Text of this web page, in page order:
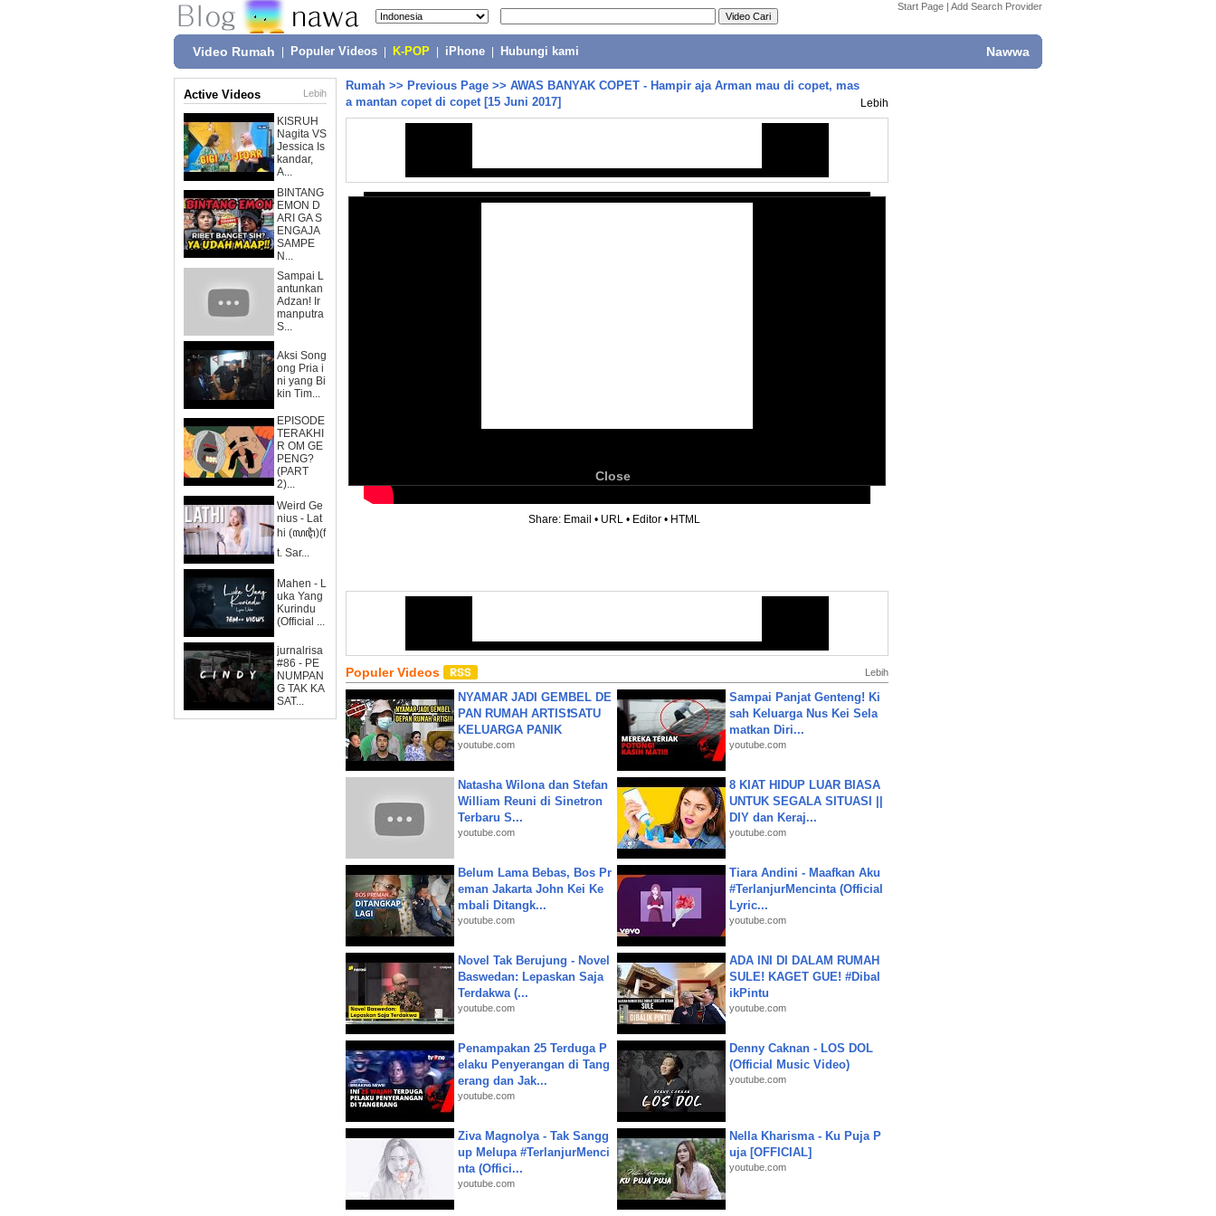
Start Page | Add Search Provider
Video Rumah Populer Videos K-POP iPhone Hubungi kami Nawwa
Active Videos Lebih
KISRUH
Nagita VS
Jessica Is
kandar,
A...
BINTANG
EMON D
ARI GA S
ENGAJA
SAMPE
N...
Sampai L
antunkan
Adzan! Ir
manputra
S...
Aksi Song
ong Pria i
ni yang Bi
kin Tim...
EPISODE
TERAKHI
R OM GE
PENG?
(PART
2)...
Weird Ge
nius - Lat
hi (ꦭꦛꦶ)(f
t. Sar...
Mahen - L
uka Yang
Kurindu
(Official ...
jurnalrisa
#86 - PE
NUMPAN
G TAK KA
SAT...
Rumah >> Previous Page >> AWAS BANYAK COPET - Hampir aja Arman mau di copet, mas
a mantan copet di copet [15 Juni 2017]
Lebih
Close
Share: Email • URL • Editor • HTML
Populer Videos Lebih
NYAMAR JADI GEMBEL DE
PAN RUMAH ARTIS❗SATU
KELUARGA PANIK
youtube.com
Sampai Panjat Genteng! Ki
sah Keluarga Nus Kei Sela
matkan Diri...
youtube.com
Natasha Wilona dan Stefan
William Reuni di Sinetron
Terbaru S...
youtube.com
8 KIAT HIDUP LUAR BIASA
UNTUK SEGALA SITUASI ||
DIY dan Keraj...
youtube.com
Belum Lama Bebas, Bos Pr
eman Jakarta John Kei Ke
mbali Ditangk...
youtube.com
Tiara Andini - Maafkan Aku
#TerlanjurMencinta (Official
Lyric...
youtube.com
Novel Tak Berujung - Novel
Baswedan: Lepaskan Saja
Terdakwa (...
youtube.com
ADA INI DI DALAM RUMAH
SULE! KAGET GUE! #Dibal
ikPintu
youtube.com
Penampakan 25 Terduga P
elaku Penyerangan di Tang
erang dan Jak...
youtube.com
Denny Caknan - LOS DOL
(Official Music Video)
youtube.com
Ziva Magnolya - Tak Sangg
up Melupa #TerlanjurMenci
nta (Offici...
youtube.com
Nella Kharisma - Ku Puja P
uja [OFFICIAL]
youtube.com